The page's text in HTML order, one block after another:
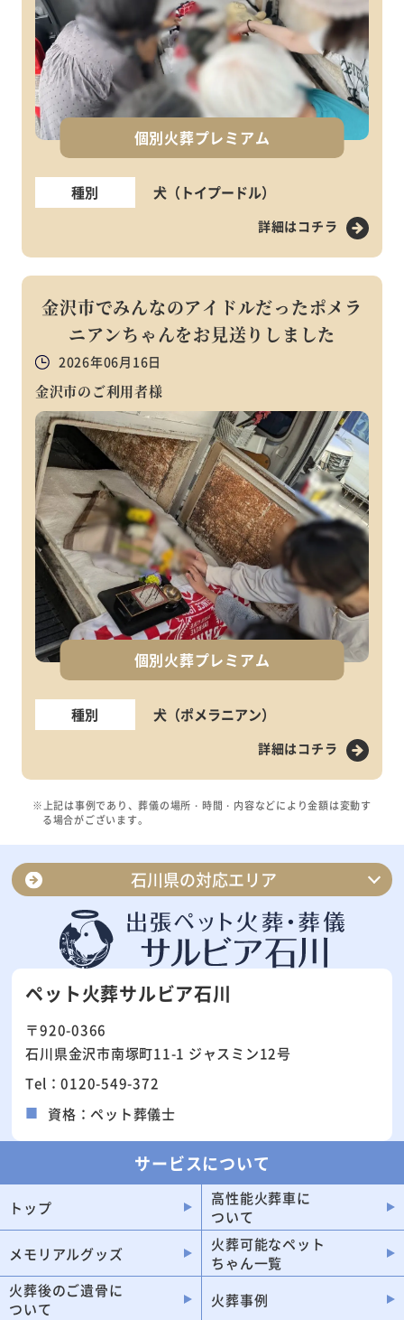
個別火葬プレミアム
種別 犬（トイプードル）
詳細はコチラ
金沢市でみんなのアイドルだったポメラ
ニアンちゃんをお見送りしました
2026年06月16日
金沢市のご利用者様
個別火葬プレミアム
種別 犬（ポメラニアン）
詳細はコチラ
※上記は事例であり、葬儀の場所・時間・内容などにより金額は変動す
る場合がございます。
石川県の対応エリア
金沢市
白山市
小松市
加賀市
七尾市
野々市市
能美市
輪島市
羽咋市
内灘町
中能登町
宝達志水町
穴水町
ペット火葬サルビア石川
〒920-0366
石川県金沢市南塚町11-1 ジャスミン12号
Tel：0120-549-372
資格：ペット葬儀士
サービスについて
トップ
高性能火葬車に
ついて
メモリアルグッズ
火葬可能なペット
ちゃん一覧
火葬後のご遺骨に
ついて
火葬事例